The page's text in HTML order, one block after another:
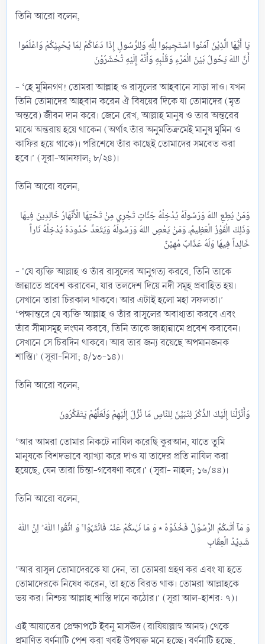
তিনি আরো বলেন,
يَا أَيُّهَا الَّذِيْنَ آمَنُوا اسْتَجِيبُوا لِلَّهِ وَلِلرَّسُولِ إِذَا دَعَاكُمْ لِمَا يُحْيِيْكُمْ وَاعْلَمُوا
- ‘হে মুমিনগণ! তোমরা আল্লাহ ও রাসূলের আহবানে সাড়া দাও। যখন
তিনি তোমাদের আহবান করেন ঐ বিষয়ের দিকে যা তোমাদের (মৃত
অন্তরে) জীবন দান করে। জেনে রেখ, আল্লাহ মানুষ ও তার অন্তরের
মাঝে অন্তরায় হয়ে থাকেন (অর্থাৎ তাঁর অনুমতিক্রমেই মানুষ মুমিন ও
কাফির হয়ে থাকে)। পরিশেষে তাঁর কাছেই তোমাদের সমবেত করা
হবে।’ (সূরা-আনফাল; ৮/২৪)।
তিনি আরো বলেন,
وَمَنْ يُطِعِ اللهَ وَرَسُولَهُ يُدْخِلْهُ جَنَّاتٍ تَجْرِي مِنْ تَحْتِهَا الْأَنْهَارُ خَالِدِينَ فِيهَا
وَذَلِكَ الْفَوْزُ الْعَظِيمُ، وَمَنْ يَعْصِ اللهَ وَرَسُولَهُ وَيَتَعَدَّ حُدُودَهُ يُدْخِلْهُ نَاراً
- 'যে ব্যক্তি আল্লাহ ও তাঁর রাসূলের আনুগত্য করবে, তিনি তাকে
জান্নাতে প্রবেশ করাবেন, যার তলদেশ দিয়ে নদী সমূহ প্রবাহিত হয়।
সেখানে তারা চিরকাল থাকবে। আর এটাই হলো মহা সফলতা।’
‘পক্ষান্তরে যে ব্যক্তি আল্লাহ ও তাঁর রাসূলের অবাধ্যতা করবে এবং
তাঁর সীমাসমূহ লংঘন করবে, তিনি তাকে জাহান্নামে প্রবেশ করাবেন।
সেখানে সে চিরদিন থাকবে। আর তার জন্য রয়েছে অপমানজনক
শাস্তি।’ (সূরা-নিসা; ৪/১৩-১৪)।
তিনি আরো বলেন,
‘আর আমরা তোমার নিকটে নাযিল করেছি কুরআন, যাতে তুমি
মানুষকে বিশদভাবে ব্যাখ্যা করে দাও যা তাদের প্রতি নাযিল করা
হয়েছে, যেন তারা চিন্তা-গবেষণা করে।’ (সূরা- নাহল; ১৬/৪৪)।
তিনি আরো বলেন,
وَ مَاۤ اٰتٰىکُمُ الرَّسُوۡلُ فَخُذُوۡہُ ٭ وَ مَا نَہٰىکُمۡ عَنۡہُ فَانۡتَہُوۡا ۚ وَ اتَّقُوا اللّٰہَ ؕ اِنَّ اللّٰہَ
‘আর রাসূল তোমাদেরকে যা দেন, তা তোমরা গ্রহণ কর এবং যা হতে
তোমাদেরকে নিষেধ করেন, তা হতে বিরত থাক। তোমরা আল্লাহকে
ভয় কর। নিশ্চয় আল্লাহ শাস্তি দানে কঠোর।’ (সূরা আল-হাশর: ৭)।
এই আয়াতের প্রেক্ষাপটে ইবনু মাসঊদ (রাযিয়াল্লাহু আনহু) থেকে
প্রমাণিত বর্ণনাটি পেশ করা খুবই উপযুক্ত মনে হচ্ছে। বর্ণনাটি হচ্ছে,